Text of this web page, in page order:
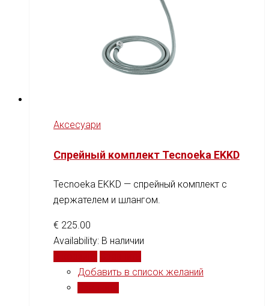
Аксесуари
Спрейный комплект Tecnoeka EKKD
Tecnoeka EKKD — спрейный комплект с
держателем и шлангом.
€ 225.00
Availability: В наличии
Добавить в список желаний